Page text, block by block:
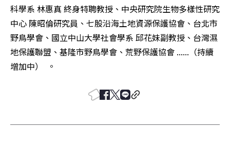
科學系 林惠真 終身特聘教授、中央研究院生物多樣性研究
中心 陳昭倫研究員、七股沿海土地資源保護協會、台北市
野鳥學會、國立中山大學社會學系 邱花妹副教授、台灣濕
地保護聯盟、基隆市野鳥學會、荒野保護協會 ......（持續
增加中）  。